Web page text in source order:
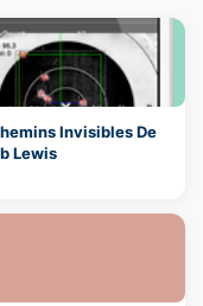
Invisibles De
Lewis